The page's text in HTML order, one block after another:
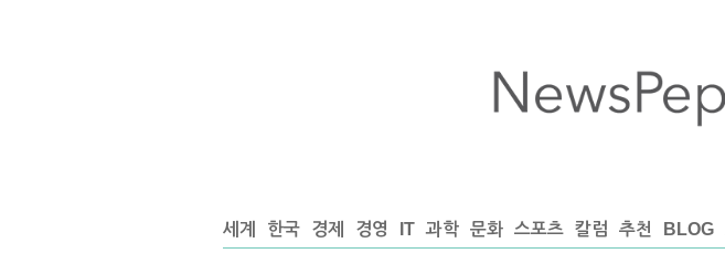
세계 한국 경제 경영 IT 과학 문화 스포츠 칼럼 추천 BLOG